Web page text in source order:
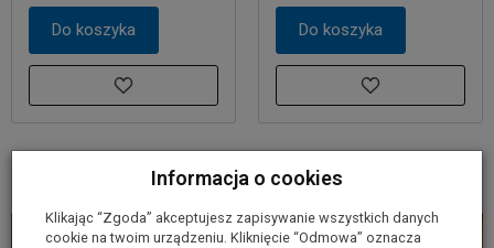
Do koszyka Do koszyka
Informacja o cookies
Klikając “Zgoda” akceptujesz zapisywanie wszystkich danych
cookie na twoim urządzeniu. Kliknięcie “Odmowa” oznacza